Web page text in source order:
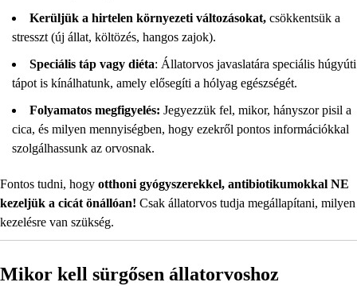
Kerüljük a hirtelen környezeti változásokat, csökkentsük a
stresszt (új állat, költözés, hangos zajok).
Speciális táp vagy diéta: Állatorvos javaslatára speciális húgyúti
tápot is kínálhatunk, amely elősegíti a hólyag egészségét.
Folyamatos megfigyelés: Jegyezzük fel, mikor, hányszor pisil a
cica, és milyen mennyiségben, hogy ezekről pontos információkkal
szolgálhassunk az orvosnak.
Fontos tudni, hogy otthoni gyógyszerekkel, antibiotikumokkal NE
kezeljük a cicát önállóan! Csak állatorvos tudja megállapítani, milyen
kezelésre van szükség.
Mikor kell sürgősen állatorvoshoz